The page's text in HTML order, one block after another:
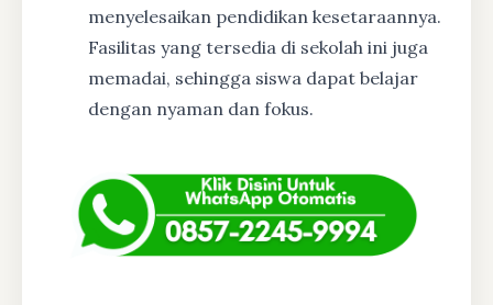
menyelesaikan pendidikan kesetaraannya.
Fasilitas yang tersedia di sekolah ini juga
memadai, sehingga siswa dapat belajar
dengan nyaman dan fokus.